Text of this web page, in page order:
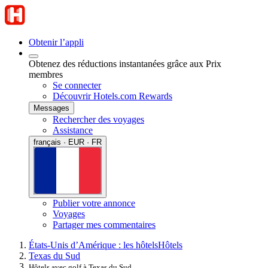
Obtenir l’appli
Obtenez des réductions instantanées grâce aux Prix
membres
Se connecter
Découvrir Hotels.com Rewards
Messages
Rechercher des voyages
Assistance
français · EUR · FR
Publier votre annonce
Voyages
Partager mes commentaires
États-Unis d’Amérique : les hôtelsHôtels
Texas du Sud